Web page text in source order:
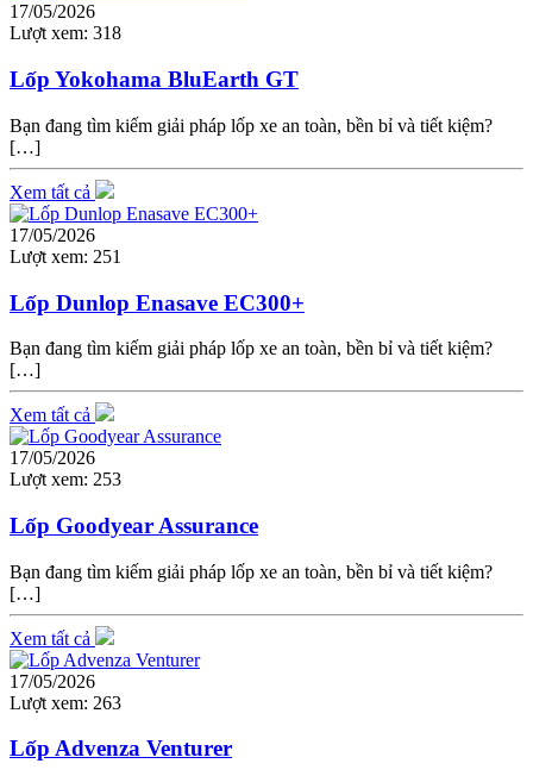
17/05/2026
Lượt xem: 318
Lốp Yokohama BluEarth GT
Bạn đang tìm kiếm giải pháp lốp xe an toàn, bền bỉ và tiết kiệm?
[…]
Xem tất cả
17/05/2026
Lượt xem: 251
Lốp Dunlop Enasave EC300+
Bạn đang tìm kiếm giải pháp lốp xe an toàn, bền bỉ và tiết kiệm?
[…]
Xem tất cả
17/05/2026
Lượt xem: 253
Lốp Goodyear Assurance
Bạn đang tìm kiếm giải pháp lốp xe an toàn, bền bỉ và tiết kiệm?
[…]
Xem tất cả
17/05/2026
Lượt xem: 263
Lốp Advenza Venturer